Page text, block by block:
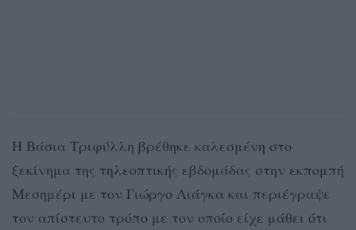
Η Βάσια Τριφύλλη βρέθηκε καλεσμένη στο
ξεκίνημα της τηλεοπτικής εβδομάδας στην εκπομπή
Μεσημέρι με τον Γιώργο Λιάγκα και περιέγραψε
τον απίστευτο τρόπο με τον οποίο είχε μάθει ότι